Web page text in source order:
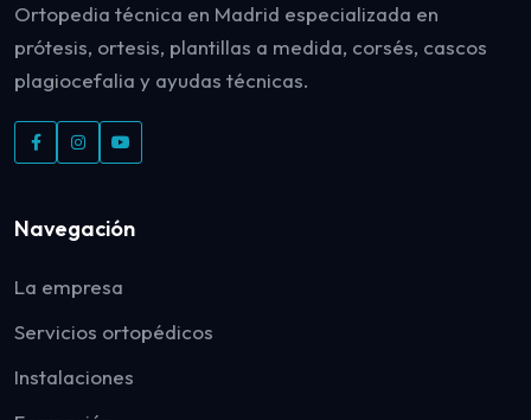
Ortopedia técnica en Madrid especializada en
prótesis, ortesis, plantillas a medida, corsés, cascos
plagiocefalia y ayudas técnicas.
Navegación
La empresa
Servicios ortopédicos
Instalaciones